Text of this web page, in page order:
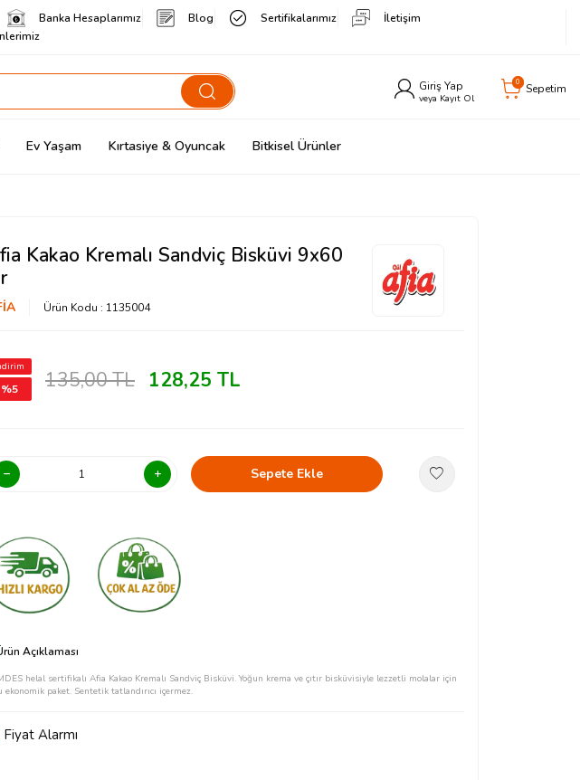
Banka Hesaplarımız Blog Sertifikalarımız
İletişim
Giriş Yap
veya Kayıt Ol
0 Sepetim
Ev Yaşam Kırtasiye & Oyuncak Bitkisel Ürünler
Kakao Kremalı Sandviç Bisküvi 9x60
Ürün Kodu : 1135004
%5 135,00TL 128,25 TL
Sepete Ekle
Açıklaması
helal sertifikalı Afia Kakao Kremalı Sandviç Bisküvi. Yoğun krema ve çıtır bisküvisiyle lezzetli molalar için
ekonomik paket. Sentetik tatlandırıcı içermez.
Fiyat Alarmı